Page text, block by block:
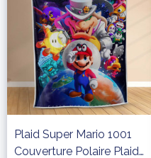
Plaid Super Mario 1001
Couverture Polaire Plaid